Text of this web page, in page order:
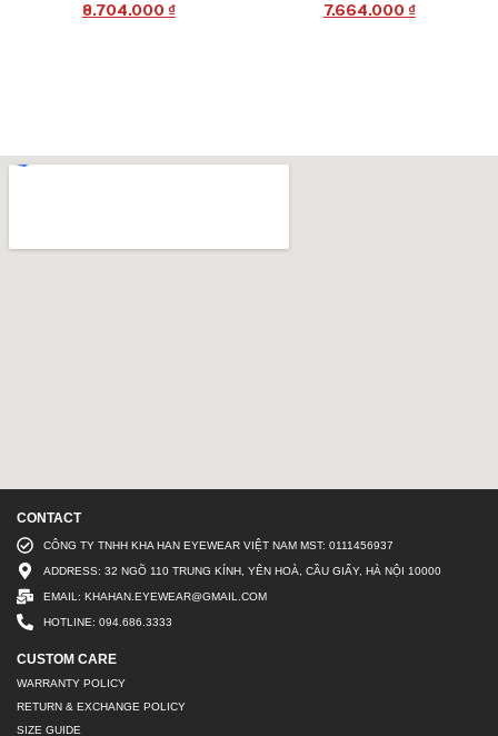
8.704.000 ₫
7.664.000 ₫
CONTACT
CÔNG TY TNHH KHA HAN EYEWEAR VIỆT NAM MST: 0111456937
ADDRESS: 32 NGÕ 110 TRUNG KÍNH, YÊN HOÀ, CẦU GIẤY, HÀ NỘI 10000
EMAIL: KHAHAN.EYEWEAR@GMAIL.COM
HOTLINE: 094.686.3333
CUSTOM CARE
WARRANTY POLICY
RETURN & EXCHANGE POLICY
SIZE GUIDE